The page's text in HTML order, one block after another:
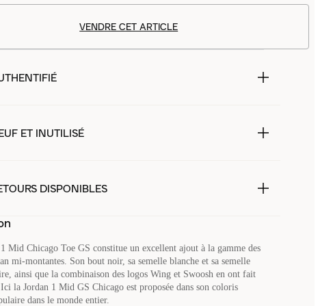
VENDRE CET ARTICLE
ET INUTILISÉ
DISPONIBLES
Mid Chicago Toe GS constitue un excellent ajout à la gamme des
mi-montantes. Son bout noir, sa semelle blanche et sa semelle
ainsi que la combinaison des logos Wing et Swoosh en ont fait
la Jordan 1 Mid GS Chicago est proposée dans son coloris
dans le monde entier.